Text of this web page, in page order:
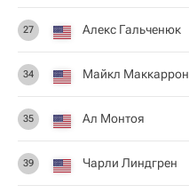
27 Алекс Гальченюк
34 Майкл Маккаррон
35 Ал Монтоя
39 Чарли Линдгрен